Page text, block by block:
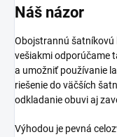
Náš názor
Obojstrannú šatníkovú
vešiakmi odporúčame
a umožniť používanie
riešenie do väčších
odkladanie obuvi aj
Výhodou je pevná